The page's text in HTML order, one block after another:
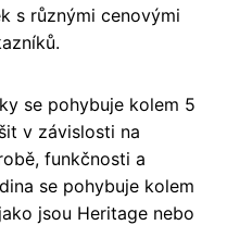
s různými cenovými
se pohybuje kolem 5
v závislosti na
funkčnosti a
se pohybuje kolem
jsou Heritage nebo